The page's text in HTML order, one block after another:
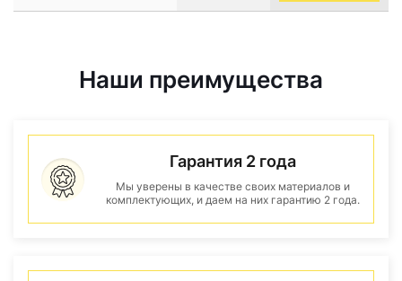
Наши преимущества
Гарантия 2 года
Мы уверены в качестве своих материалов и
комплектующих, и даем на них гарантию 2 года.